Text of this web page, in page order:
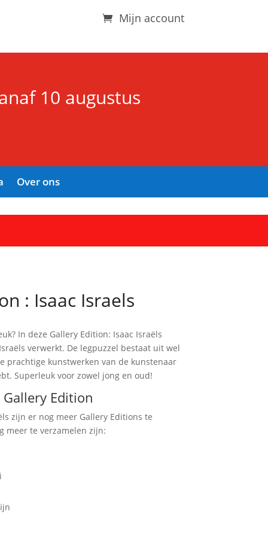
Mijn account
10 augustus
Over ons
: Isaac Israels
In deze Gallery Edition: Isaac Israëls
verwerkt. De legpuzzel bestaat uit wel
prachtige kunstwerken van de kunstenaar
Superleuk voor zowel jong en oud!
Gallery Edition
zijn er nog meer Gallery Editions te
meer te verzamelen zijn: